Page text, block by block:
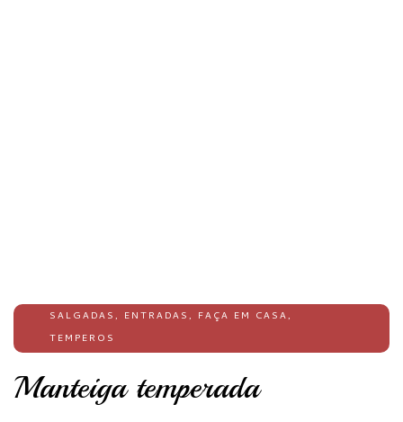
SALGADAS, ENTRADAS, FAÇA EM CASA,
TEMPEROS
Manteiga temperada